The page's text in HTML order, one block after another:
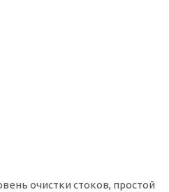
очистки стоков, простой